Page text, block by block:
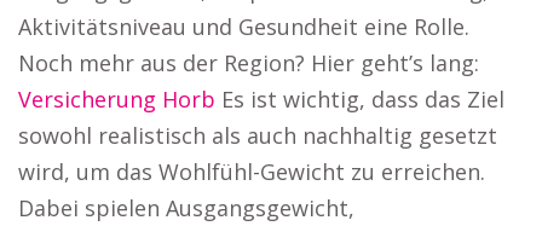
Aktivitätsniveau und Gesundheit eine Rolle.
Noch mehr aus der Region? Hier geht’s lang:
Versicherung Horb Es ist wichtig, dass das Ziel
sowohl realistisch als auch nachhaltig gesetzt
wird, um das Wohlfühl-Gewicht zu erreichen.
Dabei spielen Ausgangsgewicht,